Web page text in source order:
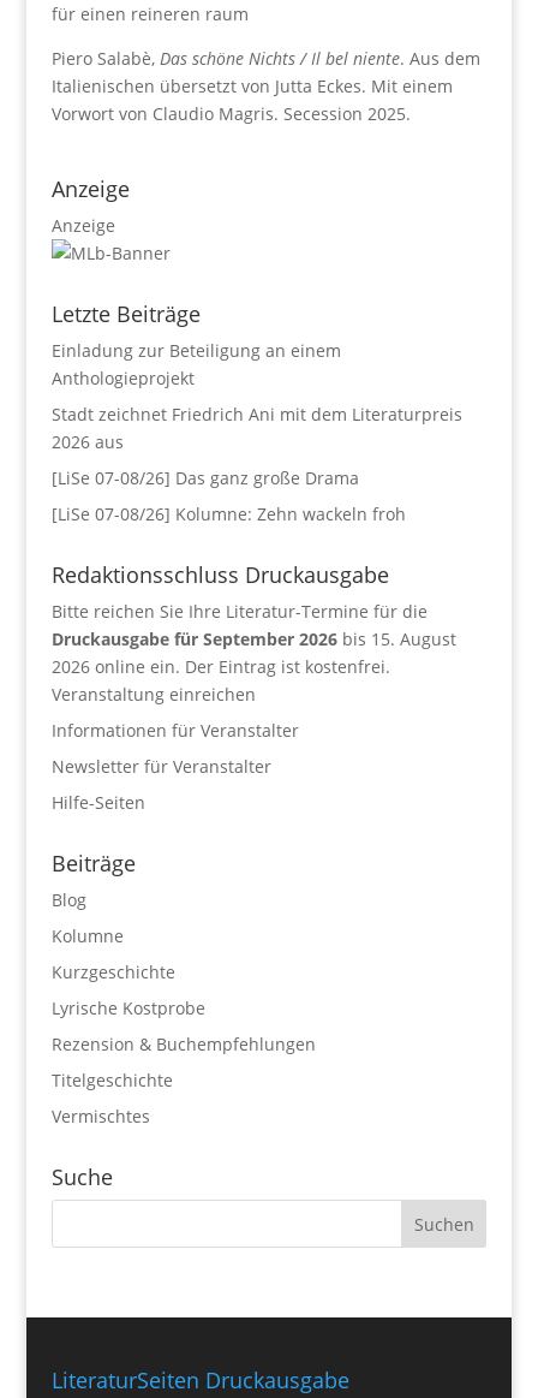
für einen reineren raum
Piero Salabè, Das schöne Nichts / Il bel niente. Aus dem
Italienischen übersetzt von Jutta Eckes. Mit einem
Vorwort von Claudio Magris. Secession 2025.
Anzeige
Anzeige
Letzte Beiträge
Einladung zur Beteiligung an einem
Anthologieprojekt
Stadt zeichnet Friedrich Ani mit dem Literaturpreis
2026 aus
[LiSe 07-08/26] Das ganz große Drama
[LiSe 07-08/26] Kolumne: Zehn wackeln froh
Redaktionsschluss Druckausgabe
Bitte reichen Sie Ihre Literatur-Termine für die
Druckausgabe für September 2026bis 15. August
2026 online ein. Der Eintrag ist kostenfrei.
Veranstaltung einreichen
Informationen für Veranstalter
Newsletter für Veranstalter
Hilfe-Seiten
Beiträge
Blog
Kolumne
Kurzgeschichte
Lyrische Kostprobe
Rezension & Buchempfehlungen
Titelgeschichte
Vermischtes
Suche
LiteraturSeiten Druckausgabe